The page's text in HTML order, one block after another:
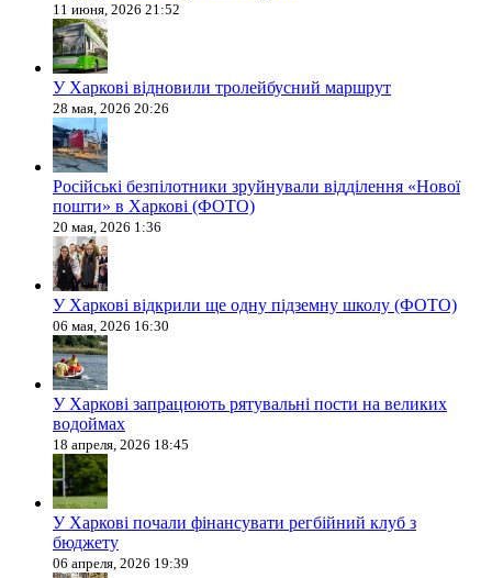
11 июня, 2026 21:52
У Харкові відновили тролейбусний маршрут
28 мая, 2026 20:26
Російські безпілотники зруйнували відділення «Нової
пошти» в Харкові (ФОТО)
20 мая, 2026 1:36
У Харкові відкрили ще одну підземну школу (ФОТО)
06 мая, 2026 16:30
У Харкові запрацюють рятувальні пости на великих
водоймах
18 апреля, 2026 18:45
У Харкові почали фінансувати регбійний клуб з
бюджету
06 апреля, 2026 19:39